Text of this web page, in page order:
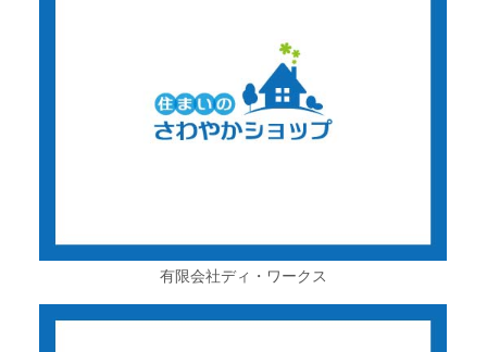
有限会社ディ・ワークス